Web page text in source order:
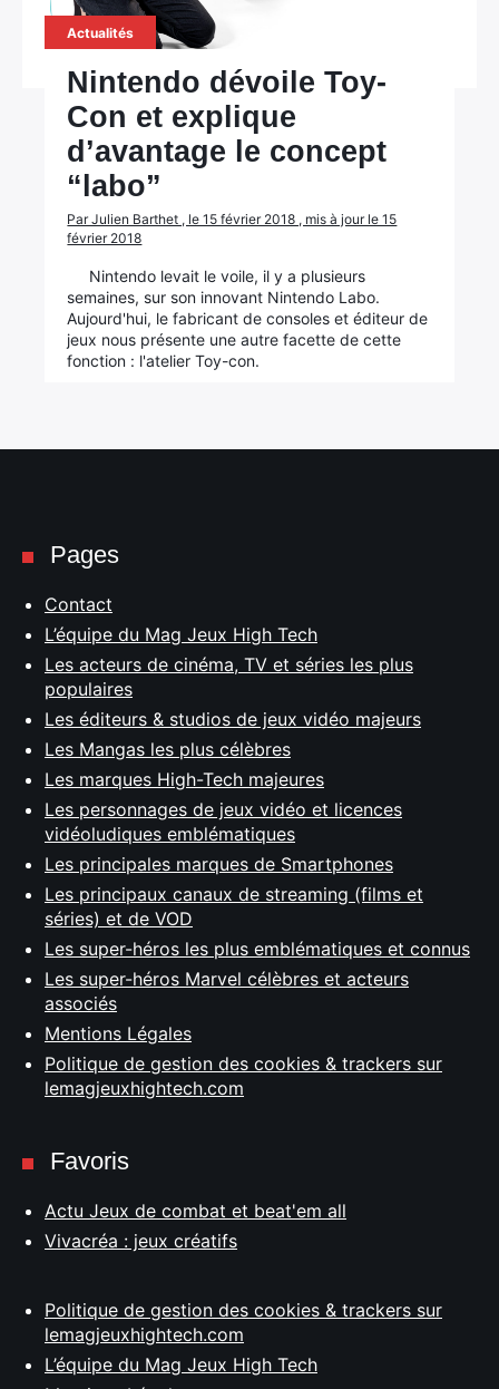
Actualités
Nintendo dévoile Toy-
Con et explique
d’avantage le concept
“labo”
Par Julien Barthet , le 15 février 2018 , mis à jour le 15
février 2018
Nintendo levait le voile, il y a plusieurs
semaines, sur son innovant Nintendo Labo.
Aujourd'hui, le fabricant de consoles et éditeur de
jeux nous présente une autre facette de cette
fonction : l'atelier Toy-con.
Pages
Contact
L’équipe du Mag Jeux High Tech
Les acteurs de cinéma, TV et séries les plus
populaires
Les éditeurs & studios de jeux vidéo majeurs
Les Mangas les plus célèbres
Les marques High-Tech majeures
Les personnages de jeux vidéo et licences
vidéoludiques emblématiques
Les principales marques de Smartphones
Les principaux canaux de streaming (films et
séries) et de VOD
Les super-héros les plus emblématiques et connus
Les super-héros Marvel célèbres et acteurs
associés
Mentions Légales
Politique de gestion des cookies & trackers sur
lemagjeuxhightech.com
Favoris
Actu Jeux de combat et beat'em all
Vivacréa : jeux créatifs
Politique de gestion des cookies & trackers sur
lemagjeuxhightech.com
L’équipe du Mag Jeux High Tech
Rechercher